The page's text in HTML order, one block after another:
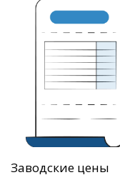
Заводские цены